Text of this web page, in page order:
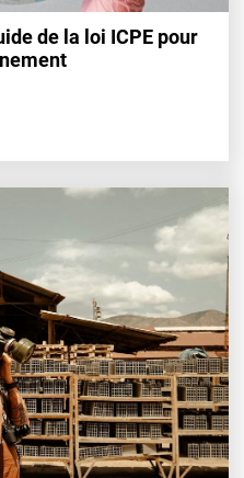
de la loi ICPE pour